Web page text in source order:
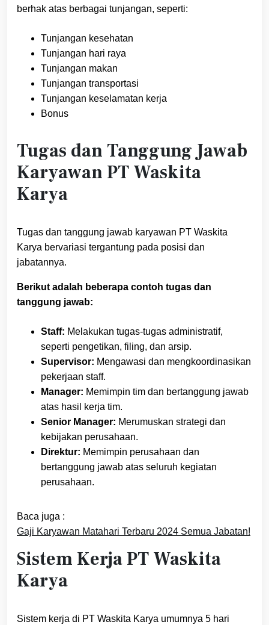
berhak atas berbagai tunjangan, seperti:
Tunjangan kesehatan
Tunjangan hari raya
Tunjangan makan
Tunjangan transportasi
Tunjangan keselamatan kerja
Bonus
Tugas dan Tanggung Jawab
Karyawan PT Waskita
Karya
Tugas dan tanggung jawab karyawan PT Waskita
Karya bervariasi tergantung pada posisi dan
jabatannya.
Berikut adalah beberapa contoh tugas dan
tanggung jawab:
Staff: Melakukan tugas-tugas administratif,
seperti pengetikan, filing, dan arsip.
Supervisor: Mengawasi dan mengkoordinasikan
pekerjaan staff.
Manager: Memimpin tim dan bertanggung jawab
atas hasil kerja tim.
Senior Manager: Merumuskan strategi dan
kebijakan perusahaan.
Direktur: Memimpin perusahaan dan
bertanggung jawab atas seluruh kegiatan
perusahaan.
Baca juga :
Gaji Karyawan Matahari Terbaru 2024 Semua Jabatan!
Sistem Kerja PT Waskita
Karya
Sistem kerja di PT Waskita Karya umumnya 5 hari